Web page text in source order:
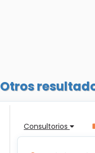
Otros
Consultorios